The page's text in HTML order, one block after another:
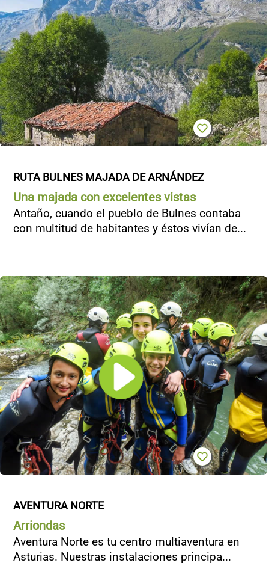
RUTA BULNES MAJADA DE ARNÁNDEZ
Una majada con excelentes vistas
Antaño, cuando el pueblo de Bulnes contaba
con multitud de habitantes y éstos vivían de...
AVENTURA NORTE
Arriondas
Aventura Norte es tu centro multiaventura en
Asturias. Nuestras instalaciones principa...